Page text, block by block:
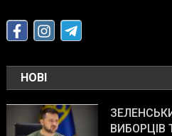
НОВІ
ВИБОРЦІВ